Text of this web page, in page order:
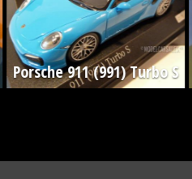
Porsche 911 (991) Turbo S